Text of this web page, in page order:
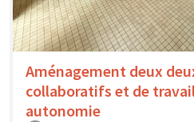
Aménagement deux
collaboratifs et de
autonomie